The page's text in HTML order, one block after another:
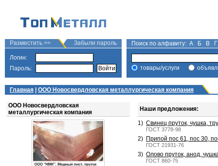
Разместить >> Забыли пароль
Логин:
Пароль:
Поиск по алфавиту: А Б В Г
товары/услуги
Главная ООО Новосвердловская металлургическая компания
ООО Новосвердловская
металлургическая компания
Наши предложения:
1) Свинец пруток, чушка,
ГОСТ 3778-98
2) Припой пос 61, пос 30,
ГОСТ 21931-76
3) Олово пруток, анод,
ГОСТ 860-75